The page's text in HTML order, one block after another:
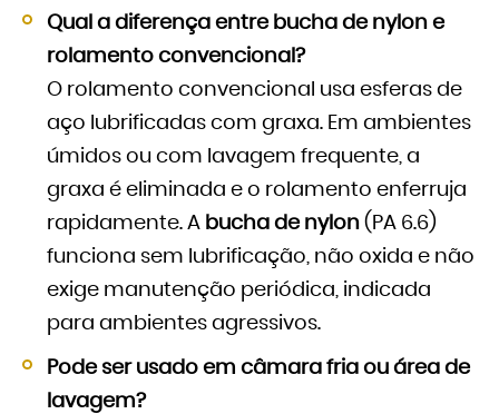
Qual a diferença entre bucha de nylon e
rolamento convencional?
O rolamento convencional usa esferas de
aço lubrificadas com graxa. Em ambientes
úmidos ou com lavagem frequente, a
graxa é eliminada e o rolamento enferruja
rapidamente. A bucha de nylon (PA 6.6)
funciona sem lubrificação, não oxida e não
exige manutenção periódica, indicada
para ambientes agressivos.
Pode ser usado em câmara fria ou área de
lavagem?